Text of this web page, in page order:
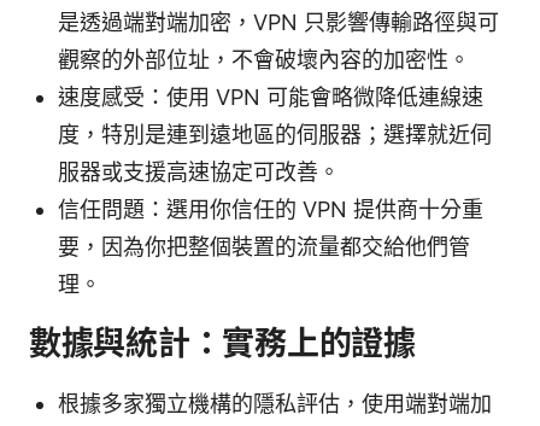
是透過端對端加密，VPN 只影響傳輸路徑與可
觀察的外部位址，不會破壞內容的加密性。
速度感受：使用 VPN 可能會略微降低連線速
度，特別是連到遠地區的伺服器；選擇就近伺
服器或支援高速協定可改善。
信任問題：選用你信任的 VPN 提供商十分重
要，因為你把整個裝置的流量都交給他們管
理。
數據與統計：實務上的證據
根據多家獨立機構的隱私評估，使用端對端加